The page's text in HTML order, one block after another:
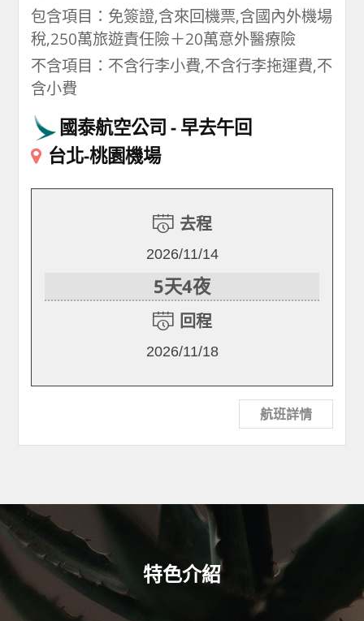
包含項目：免簽證,含來回機票,含國內外機場
稅,250萬旅遊責任險＋20萬意外醫療險
不含項目：不含行李小費,不含行李拖運費,不
含小費
國泰航空公司
早去午回
台北-桃園機場
去程
2026/11/14
5天4夜
回程
2026/11/18
航班詳情
特色介紹